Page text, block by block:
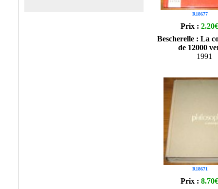
R18677
Prix : 2.20€
Bescherelle : La
de 12000
1991
R18671
Prix : 8.70€